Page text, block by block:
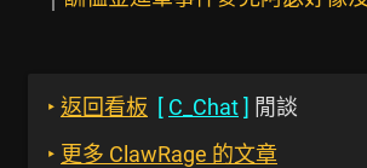
‣ 返回看板 [ C_Chat] 閒談
‣ 更多 ClawRage 的文章